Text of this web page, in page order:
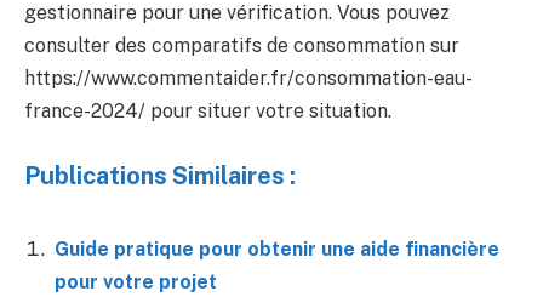
gestionnaire pour une vérification. Vous pouvez
consulter des comparatifs de consommation sur
https://www.commentaider.fr/consommation-eau-
france-2024/ pour situer votre situation.
Publications Similaires :
Guide pratique pour obtenir une aide financière
pour votre projet